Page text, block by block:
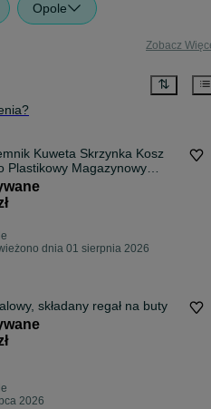
Opole
Zobacz
Kuweta Skrzynka Kosz
Plastikowy Magazynowy
Garaż 30x20x12cm
dnia 01 sierpnia 2026
składany regał na buty
2026